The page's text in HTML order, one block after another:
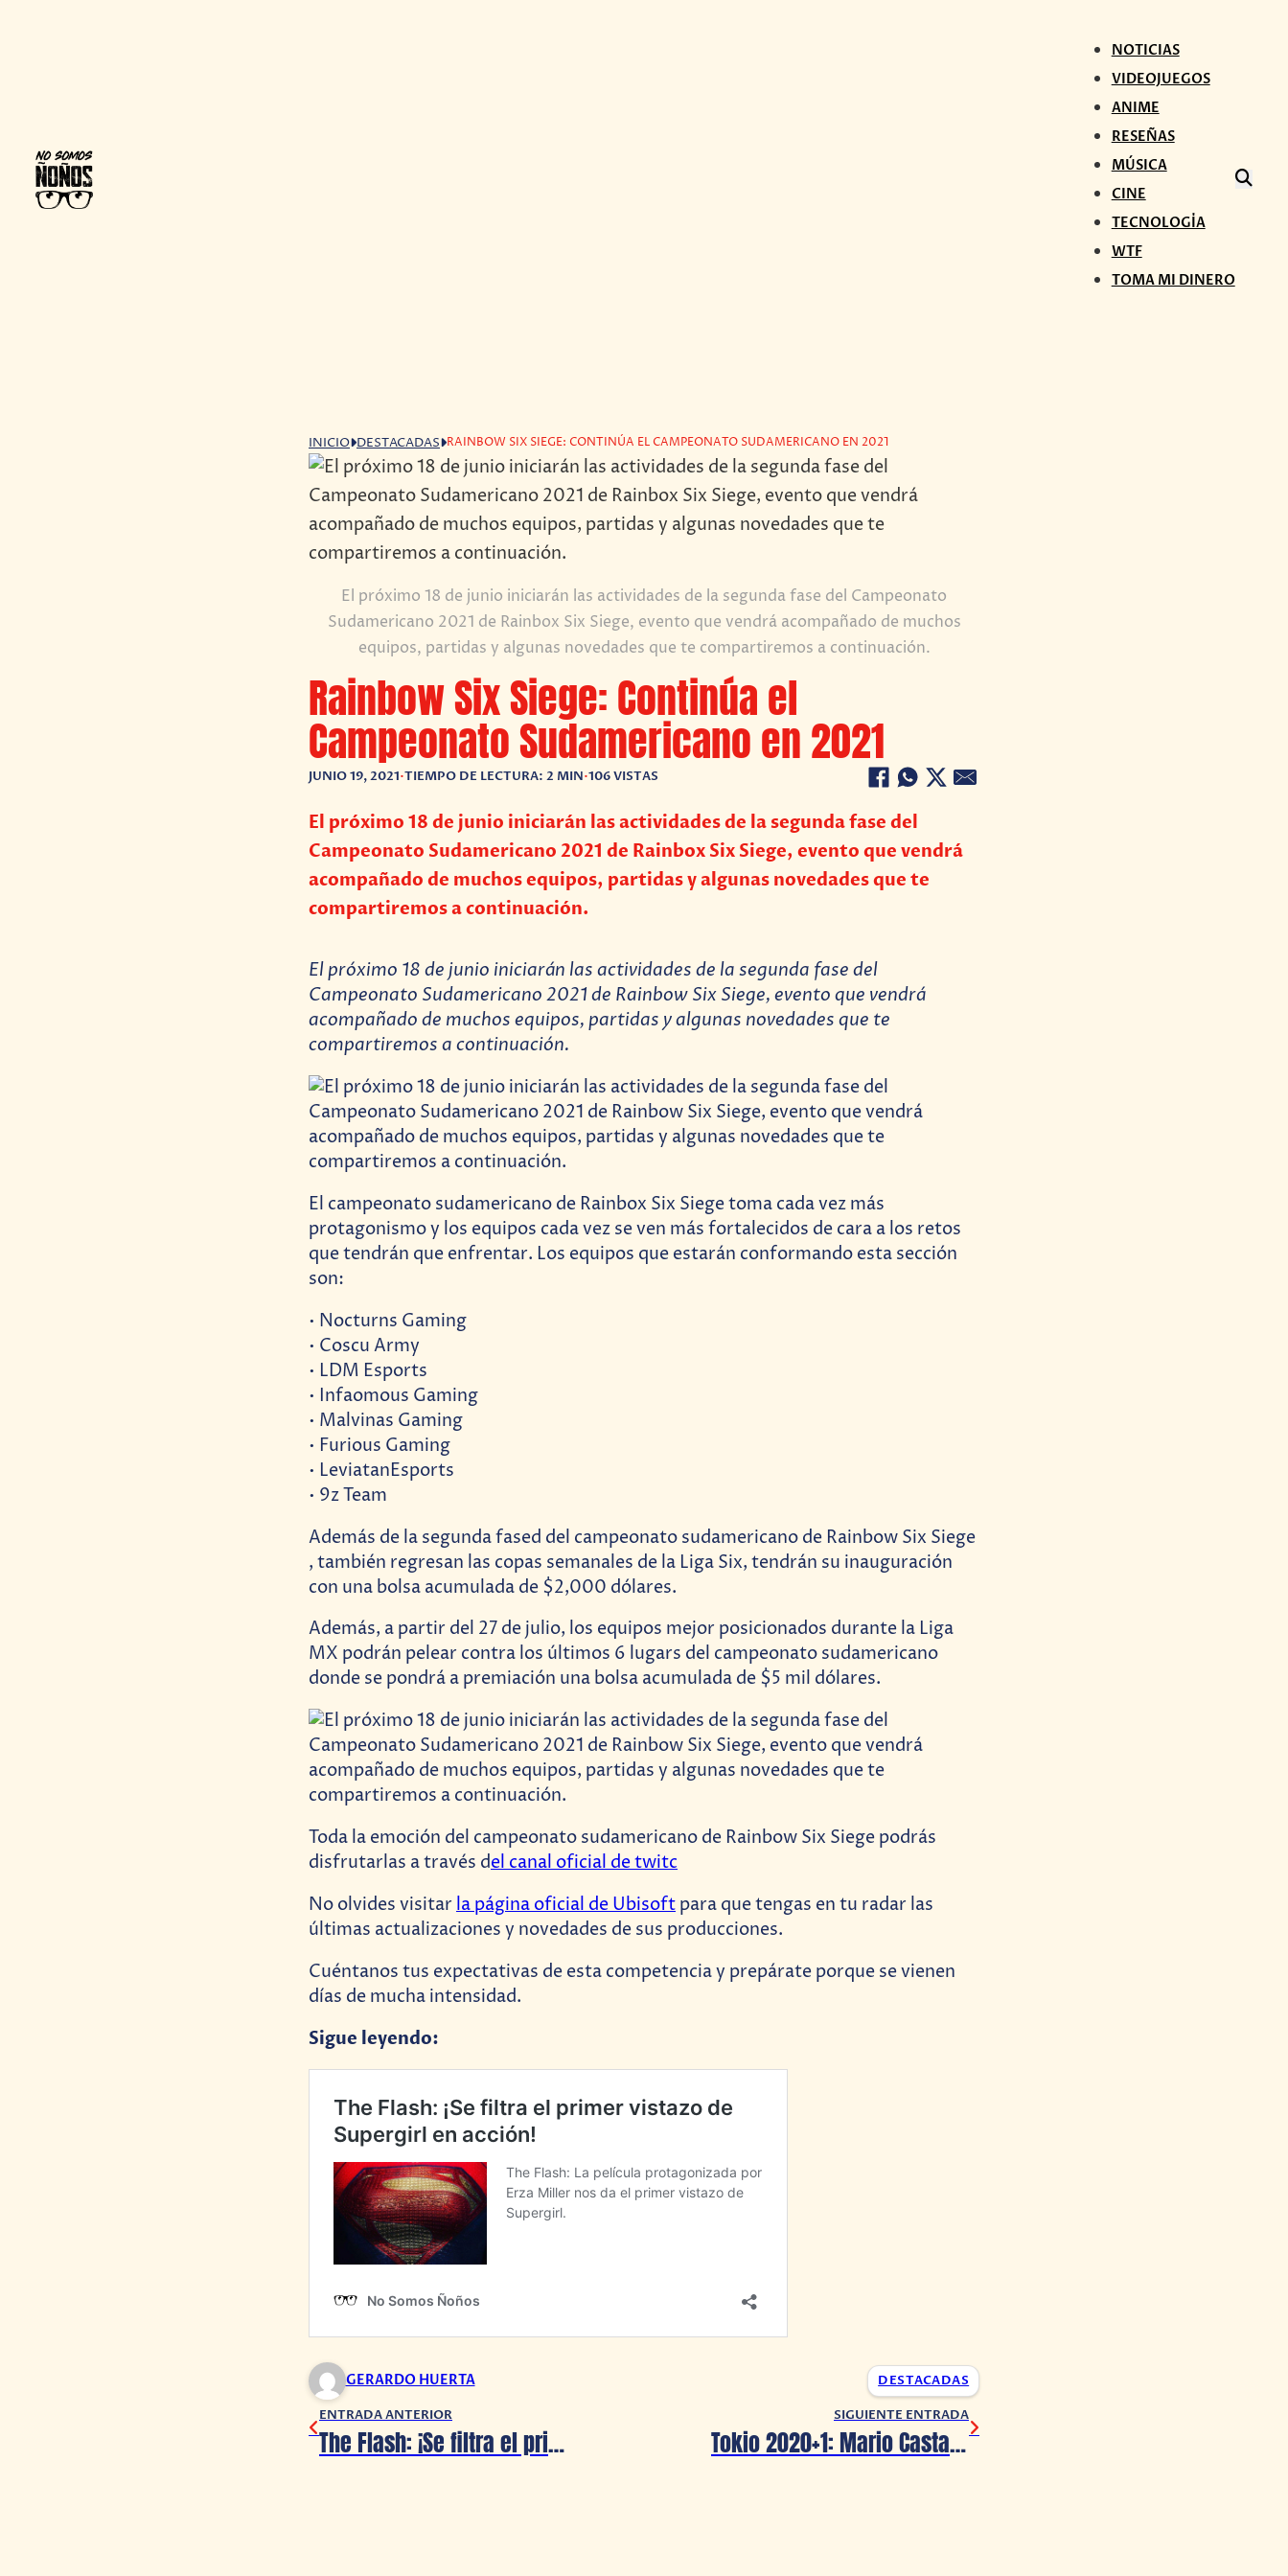
NOTICIAS
VIDEOJUEGOS
ANIME
RESEÑAS
MÚSICA
CINE
TECNOLOGÍA
WTF
TOMA MI DINERO
INICIO DESTACADAS RAINBOW SIX SIEGE: CONTINÚA EL CAMPEONATO SUDAMERICANO EN 2021
El próximo 18 de junio iniciarán las actividades de la segunda fase del Campeonato
Sudamericano 2021 de Rainbox Six Siege, evento que vendrá acompañado de muchos
equipos, partidas y algunas novedades que te compartiremos a continuación.
Rainbow Six Siege: Continúa el
Campeonato Sudamericano en 2021
JUNIO 19, 2021•TIEMPO DE LECTURA: 2 MIN•106 VISTAS
El próximo 18 de junio iniciarán las actividades de la segunda fase del
Campeonato Sudamericano 2021 de Rainbox Six Siege, evento que vendrá
acompañado de muchos equipos, partidas y algunas novedades que te
compartiremos a continuación.
El próximo 18 de junio iniciarán las actividades de la segunda fase del
Campeonato Sudamericano 2021 de Rainbow Six Siege, evento que vendrá
acompañado de muchos equipos, partidas y algunas novedades que te
compartiremos a continuación.
El campeonato sudamericano de Rainbox Six Siege toma cada vez más
protagonismo y los equipos cada vez se ven más fortalecidos de cara a los retos
que tendrán que enfrentar. Los equipos que estarán conformando esta sección
son:
• Nocturns Gaming
• Coscu Army
• LDM Esports
• Infaomous Gaming
• Malvinas Gaming
• Furious Gaming
• LeviatanEsports
• 9z Team
Además de la segunda fased del campeonato sudamericano de Rainbow Six Siege
, también regresan las copas semanales de la Liga Six, tendrán su inauguración
con una bolsa acumulada de $2,000 dólares.
Además, a partir del 27 de julio, los equipos mejor posicionados durante la Liga
MX podrán pelear contra los últimos 6 lugars del campeonato sudamericano
donde se pondrá a premiación una bolsa acumulada de $5 mil dólares.
Toda la emoción del campeonato sudamericano de Rainbow Six Siege podrás
disfrutarlas a través del canal oficial de twitc
No olvides visitarla página oficial de Ubisoft para que tengas en tu radar las
últimas actualizaciones y novedades de sus producciones.
Cuéntanos tus expectativas de esta competencia y prepárate porque se vienen
días de mucha intensidad.
Sigue leyendo:
GERARDO HUERTA DESTACADAS
ENTRADA ANTERIOR
The Flash: ¡Se filtra el primer vistazo de Supergirl en acción!
SIGUIENTE ENTRADA
Tokio 2020+1: Mario Castañeda y Rene García Narraran los Juegos Olímpicos